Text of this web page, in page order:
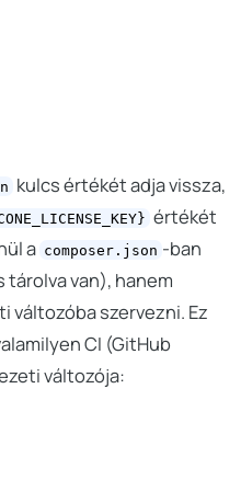
kulcs értékét adja vissza,
értékét
a composer.json -ban
van), hanem
változóba szervezni. Ez
CI (GitHub
változója: